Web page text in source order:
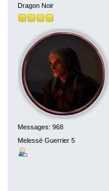
Dragon Noir
Messages: 968
Melessë Guerrier 5